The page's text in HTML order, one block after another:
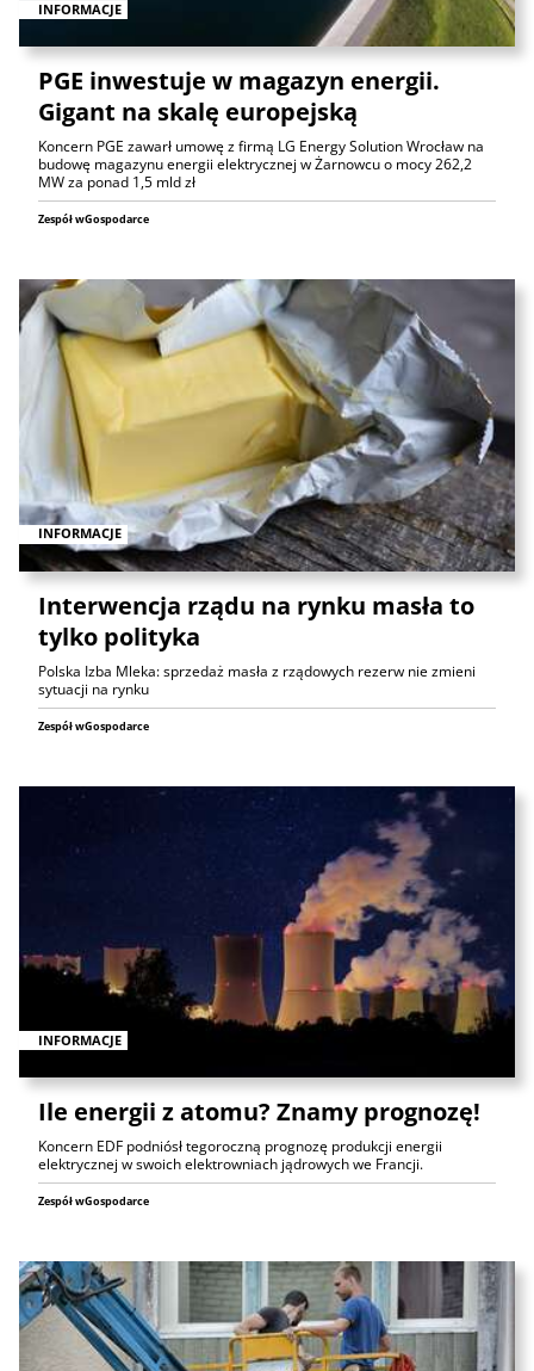
INFORMACJE
PGE inwestuje w magazyn energii.
Gigant na skalę europejską
Koncern PGE zawarł umowę z firmą LG Energy Solution Wrocław na
budowę magazynu energii elektrycznej w Żarnowcu o mocy 262,2
MW za ponad 1,5 mld zł
Zespół wGospodarce
INFORMACJE
Interwencja rządu na rynku masła to
tylko polityka
Polska Izba Mleka: sprzedaż masła z rządowych rezerw nie zmieni
sytuacji na rynku
Zespół wGospodarce
INFORMACJE
Ile energii z atomu? Znamy prognozę!
Koncern EDF podniósł tegoroczną prognozę produkcji energii
elektrycznej w swoich elektrowniach jądrowych we Francji.
Zespół wGospodarce